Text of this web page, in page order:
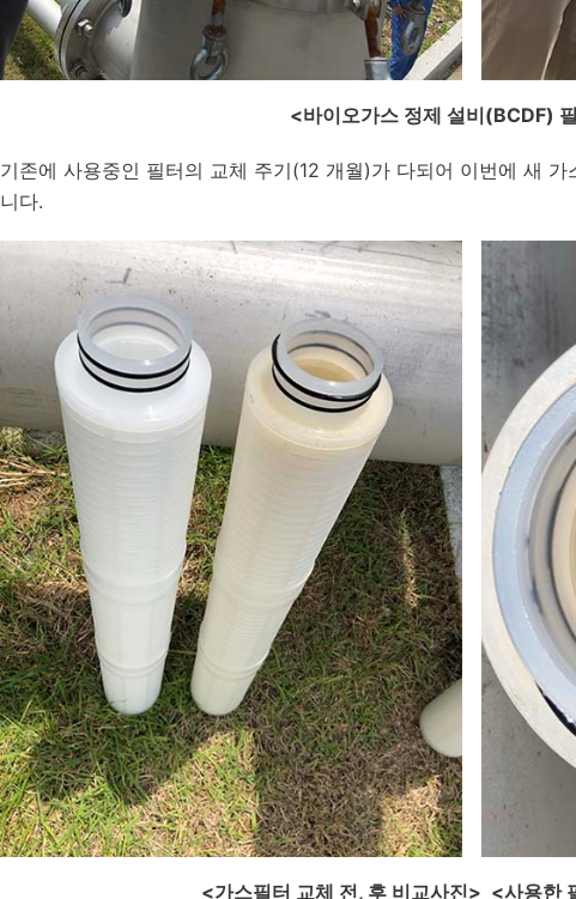
<바이오가스 정제 설비(BCDF)
기존에 사용중인 필터의 교체 주기(12 개월)가 다되어 이번에 새
니다.
<가스필터 교체 전, 후 비교사진> <사용한